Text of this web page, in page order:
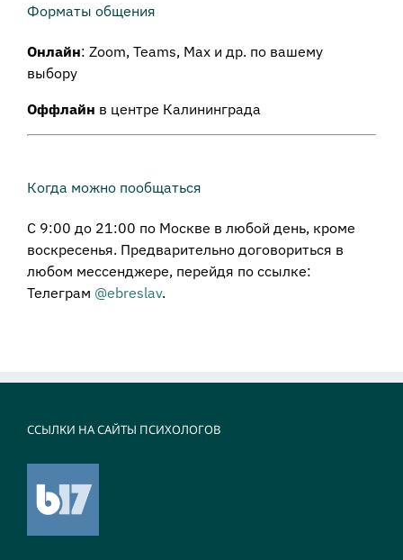
Форматы общения
Онлайн: Zoom, Teams, Max и др. по вашему
выбору
Оффлайн в центре Калининграда
Когда можно пообщаться
С 9:00 до 21:00 по Москве в любой день, кроме
воскресенья. Предварительно договориться в
любом мессенджере, перейдя по ссылке:
Телеграм @ebreslav.
ССЫЛКИ НА САЙТЫ ПСИХОЛОГОВ